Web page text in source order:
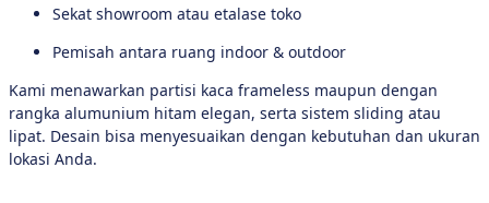
Sekat showroom atau etalase toko
Pemisah antara ruang indoor & outdoor
Kami menawarkan partisi kaca frameless maupun dengan
rangka alumunium hitam elegan, serta sistem sliding atau
lipat. Desain bisa menyesuaikan dengan kebutuhan dan ukuran
lokasi Anda.